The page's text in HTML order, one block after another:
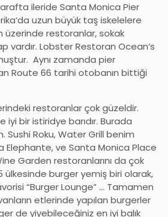
ileride Santa Monica Pier
uzun büyük taş iskelelere
üzerinde restoranlar, sokak
vardır. Lobster Restoran Ocean’s
Aynı zamanda pier
Route 66 tarihi otobanın bittiği
restoranlar çok güzeldir.
bir istiridye barıdır. Burada
Sushi Roku, Water Grill benim
Elephante, ve Santa Monica Place
Garden restoranlarını da çok
ülkesinde burger yemiş biri olarak,
“Burger Lounge” … Tamamen
etlerinde yapılan burgerler
de yiyebileceğiniz en iyi balık